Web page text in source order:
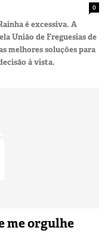
0
é excessiva. A
União de Freguesias de
melhores soluções para
à vista.
me orgulhe